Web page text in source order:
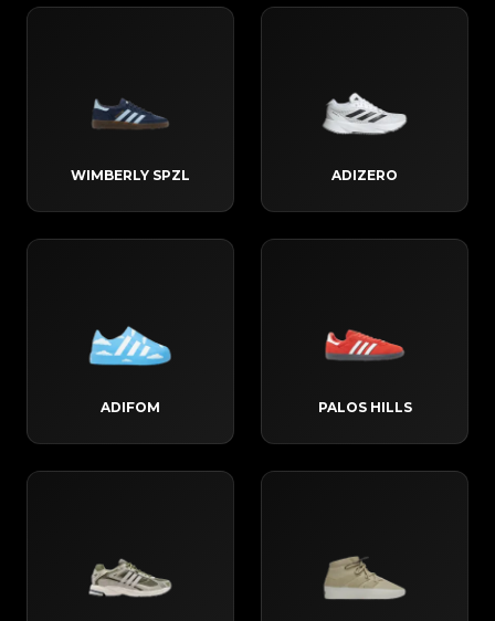
WIMBERLY SPZL ADIZERO
ADIFOM PALOS HILLS